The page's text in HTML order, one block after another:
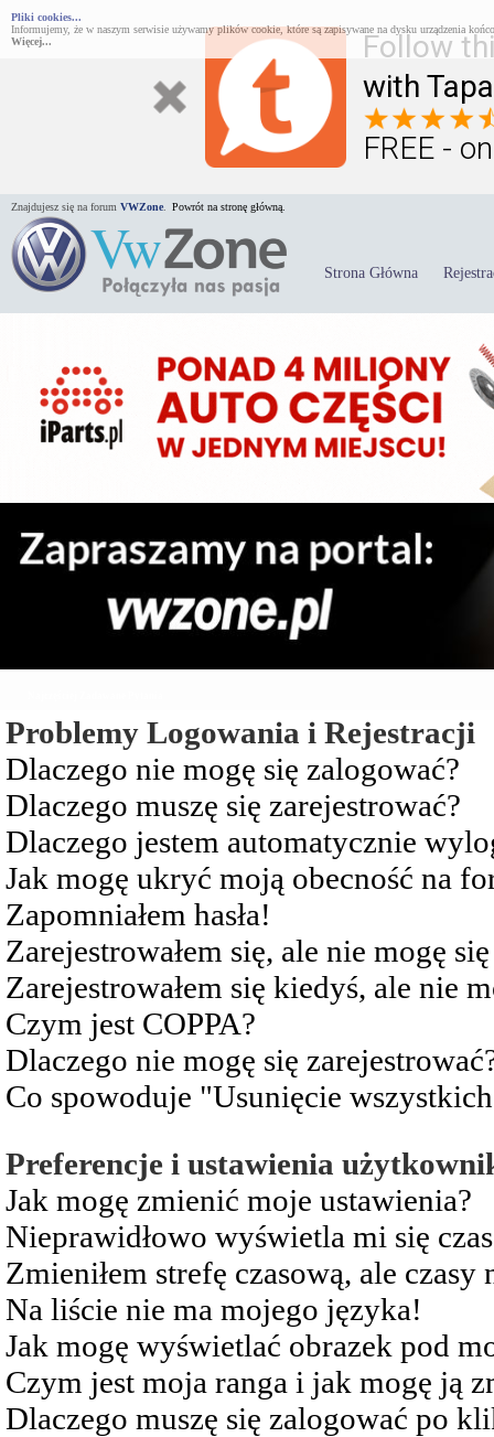
Follow
with
FREE -
Pliki cookies...
Informujemy, że w naszym serwisie używamy plików cookie, które są zapisywane na dysku urządzenia
Więcej...
Znajdujesz się na forum VWZone Powrót na stronę główną.
Strona Główna
Problemy Logowania i Rejestracji
Dlaczego nie mogę się zalogować?
Dlaczego muszę się zarejestrować?
Dlaczego jestem automatycznie
Jak mogę ukryć moją obecność na
Zapomniałem hasła!
Zarejestrowałem się, ale nie mogę
Zarejestrowałem się kiedyś, ale nie
Czym jest COPPA?
Dlaczego nie mogę się
Co spowoduje "Usunięcie
Preferencje i ustawienia
Jak mogę zmienić moje ustawienia?
Nieprawidłowo wyświetla mi się
Zmieniłem strefę czasową, ale czasy
Na liście nie ma mojego języka!
Jak mogę wyświetlać obrazek pod
Czym jest moja ranga i jak mogę ją
Dlaczego muszę się zalogować po